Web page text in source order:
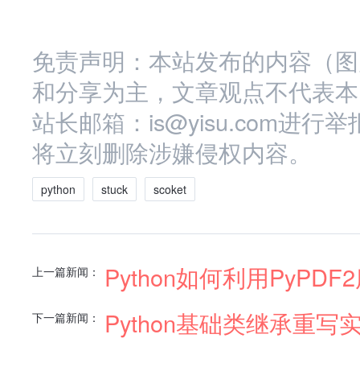
免责声明：本站发布的内容（
和分享为主，文章观点不代表
站长邮箱：is@yisu.com进行
将立刻删除涉嫌侵权内容。
python stuck scoket
上一篇新闻： Python如何利用
下一篇新闻： Python基础类继承重写